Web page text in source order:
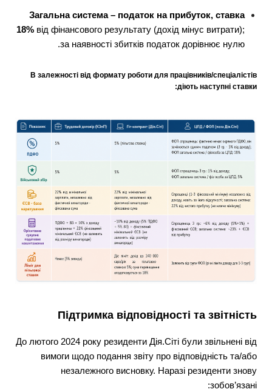
Загальна система – податок на прибуток, ставка
18% від фінансового результату (дохід мінус витрати);
за наявності збитків податок дорівнює нулю.
В залежності від формату роботи для працівників/спеціалістів
діють наступні ставки:
Підтримка відповідності та звітність
До лютого 2024 року резиденти Дія.Сіті були звільнені від
вимоги щодо подання звіту про відповідність та/або
незалежного висновку. Наразі резиденти знову
зобов’язані: